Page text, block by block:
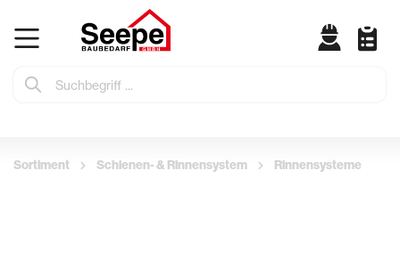
Sortiment Schienen- & Rinnensystem Rinnensysteme